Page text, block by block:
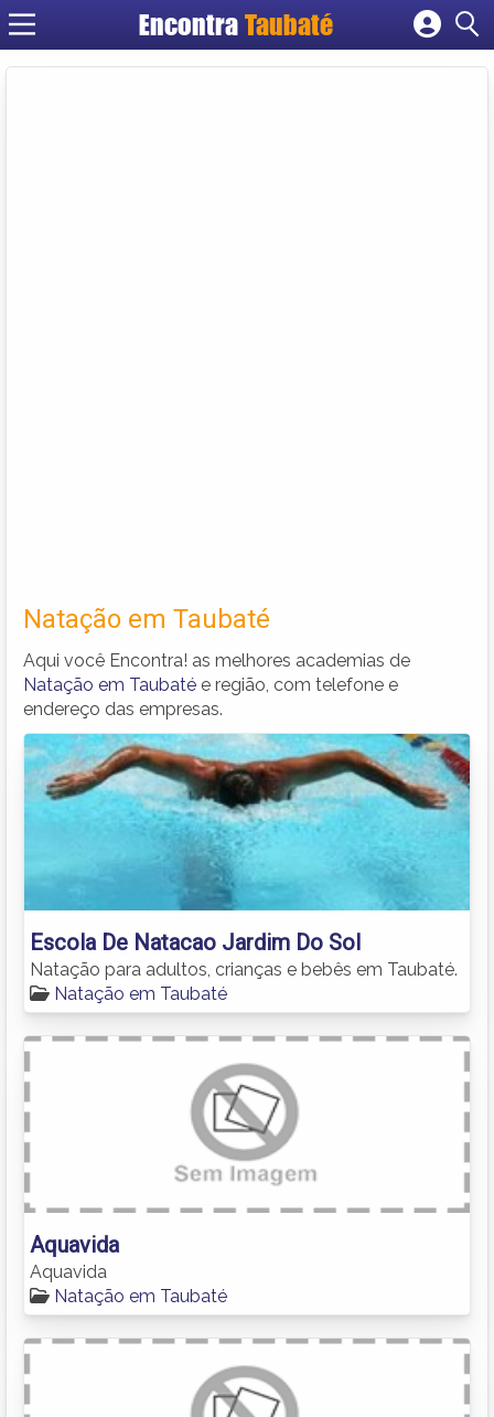
EncontraTaubaté
Cadastrar empresa
Natação em Taubaté
Aqui você Encontra! as melhores academias de
Natação em Taubaté e região, com telefone e
endereço das empresas.
Escola De Natacao Jardim Do Sol
Natação para adultos, crianças e bebês em Taubaté.
Natação em Taubaté
Aquavida
Aquavida
Natação em Taubaté